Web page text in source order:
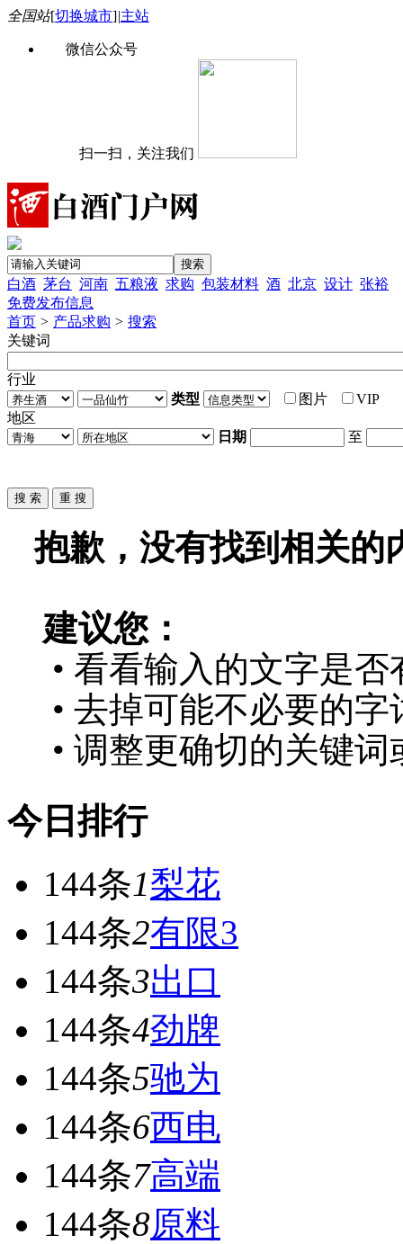
全国站[切换城市]|主站
微信公众号
扫一扫，关注我们
白酒 茅台 河南 五粮液 求购 包装材料 酒 北京 设计 张裕
免费发布信息
首页 > 产品求购 > 搜索
关键词
行业
类型
图片
VIP
地区
日期
至
抱歉，没有找到相关的
建议您：
• 看看输入的文字是否
• 去掉可能不必要的字
• 调整更确切的关键
今日排行
144条1梨花
144条2有限3
144条3出口
144条4劲牌
144条5驰为
144条6西电
144条7高端
144条8原料